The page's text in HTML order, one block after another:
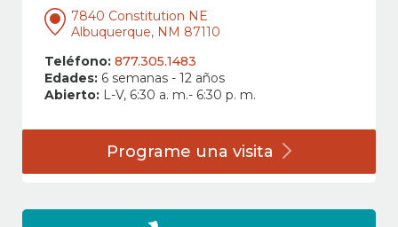
7840 Constitution NE
Albuquerque, NM 87110
Teléfono: 877.305.1483
Edades: 6 semanas - 12 años
Abierto: L-V, 6:30 a. m.- 6:30 p. m.
Programe una visita